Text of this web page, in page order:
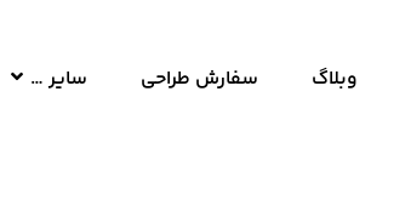
وبلاگ سفارش طراحی سایر …